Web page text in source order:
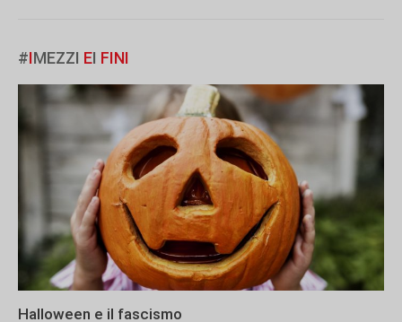
#IMEZZI EI FINI
Halloween e il fascismo